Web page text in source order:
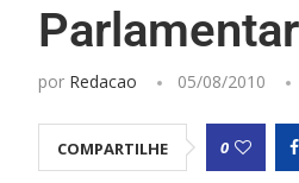
por Redacao 05/08/2010
COMPARTILHE 0